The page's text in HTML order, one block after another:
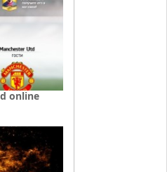
online